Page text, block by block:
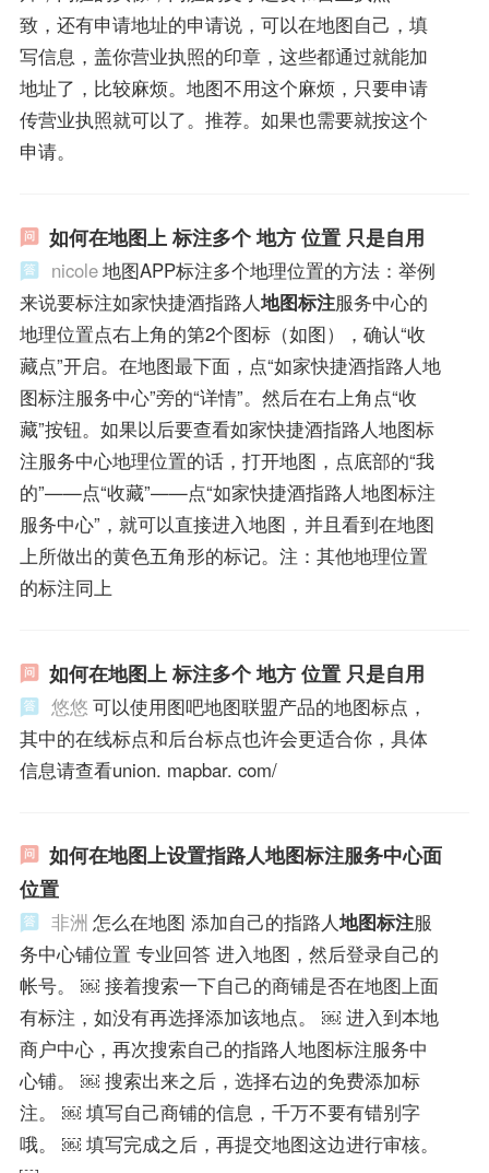
致，还有申请地址的申请说，可以在地图自己，填
写信息，盖你营业执照的印章，这些都通过就能加
地址了，比较麻烦。地图不用这个麻烦，只要申请
传营业执照就可以了。推荐。如果也需要就按这个
申请。
如何在地图上 标注多个 地方 位置 只是自用
nicole地图APP标注多个地理位置的方法：举例
来说要标注如家快捷酒指路人地图标注服务中心的
地理位置点右上角的第2个图标（如图），确认“收
藏点”开启。在地图最下面，点“如家快捷酒指路人地
图标注服务中心”旁的“详情”。然后在右上角点“收
藏”按钮。如果以后要查看如家快捷酒指路人地图标
注服务中心地理位置的话，打开地图，点底部的“我
的”——点“收藏”——点“如家快捷酒指路人地图标注
服务中心”，就可以直接进入地图，并且看到在地图
上所做出的黄色五角形的标记。注：其他地理位置
的标注同上
如何在地图上 标注多个 地方 位置 只是自用
悠悠 可以使用图吧地图联盟产品的地图标点，
其中的在线标点和后台标点也许会更适合你，具体
信息请查看union. mapbar. com/
如何在地图上设置指路人地图标注服务中心面
位置
非洲 怎么在地图 添加自己的指路人地图标注服
务中心铺位置 专业回答 进入地图，然后登录自己的
帐号。 ￼ 接着搜索一下自己的商铺是否在地图上面
有标注，如没有再选择添加该地点。 ￼ 进入到本地
商户中心，再次搜索自己的指路人地图标注服务中
心铺。 ￼ 搜索出来之后，选择右边的免费添加标
注。 ￼ 填写自己商铺的信息，千万不要有错别字
哦。 ￼ 填写完成之后，再提交地图这边进行审核。